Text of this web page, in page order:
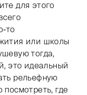
для этого
то
или школы
тогда,
это идеальный
рельефную
где